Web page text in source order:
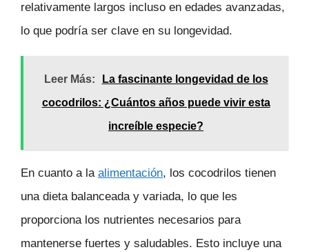
relativamente largos incluso en edades avanzadas,
lo que podría ser clave en su longevidad.
Leer Más:
La fascinante longevidad de los
cocodrilos: ¿Cuántos años puede vivir esta
increíble especie?
En cuanto a la alimentación, los cocodrilos tienen
una dieta balanceada y variada, lo que les
proporciona los nutrientes necesarios para
mantenerse fuertes y saludables. Esto incluye una